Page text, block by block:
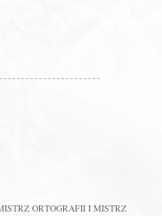
ORTOGRAFII I MISTRZ